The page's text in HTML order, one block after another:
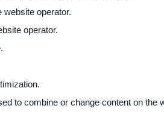
operator.
operator.
to combine or change content on